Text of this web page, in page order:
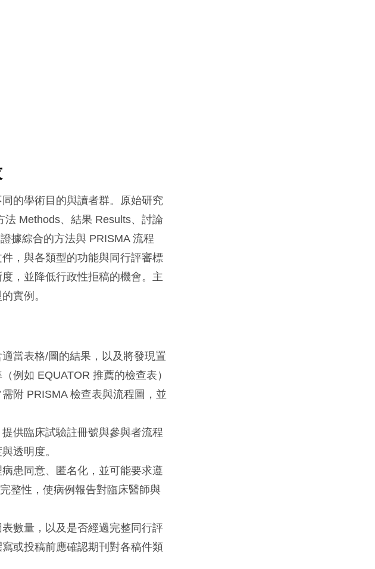
的學術目的與讀者群。原始研究
Methods、結果 Results、討論
據綜合的方法與 PRISMA 流程
，與各類型的功能與同行評審標
，並降低行政性拒稿的機會。主
實例。
當表格/圖的結果，以及將發現置
例如 EQUATOR 推薦的檢查表）
附 PRISMA 檢查表與流程圖，並
供臨床試驗註冊號與參與者流程
透明度。
患同意、匿名化，並可能要求遵
整性，使病例報告對臨床醫師與
數量，以及是否經過完整同行評
或投稿前應確認期刊對各稿件類